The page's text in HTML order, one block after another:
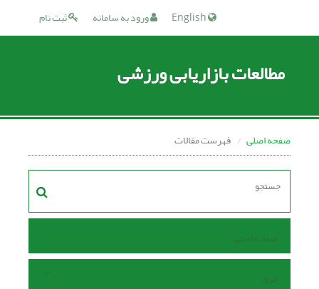
ثبت نام ورود به سامانه
مطالعات بازاریابی ورزشی
صفحه اصلی فهرست مقالات
صفحه اصلی
مرور